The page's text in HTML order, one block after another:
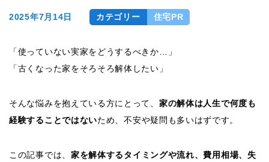
2025年7月14日 カテゴリー 住宅PR
「使っていない実家をどうするべきか…」
「古くなった家をそろそろ解体したい」
そんな悩みを抱えている方にとって、 家の解体は人生で何度も
経験することではないため、不安や疑問も多いはずです。
この記事では、 家を解体するタイミングや流れ、費用相場、失